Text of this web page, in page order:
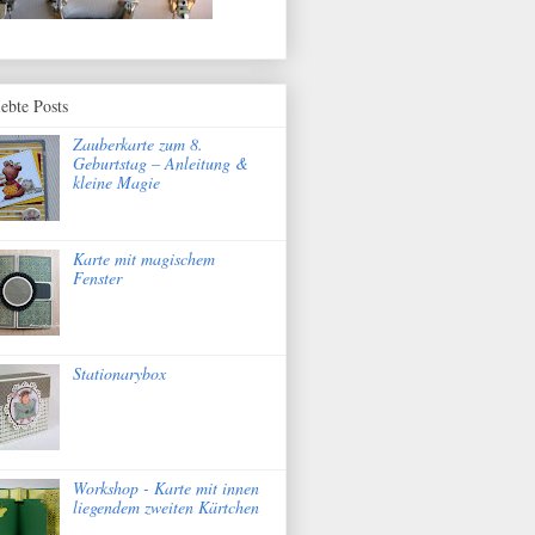
Posts
Zauberkarte zum 8.
Geburtstag – Anleitung &
kleine Magie
Karte mit magischem
Fenster
Stationarybox
Workshop - Karte mit innen
liegendem zweiten Kärtchen